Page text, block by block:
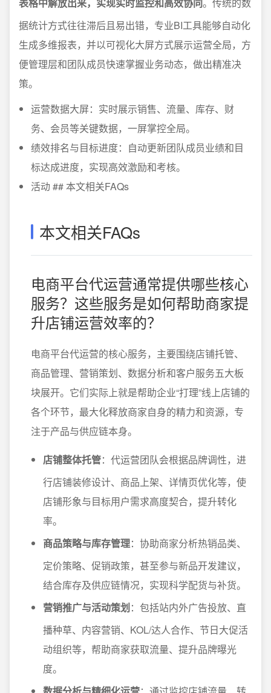
表格中解放出来，实现实时监控和高效协同。传统的数
据统计方式往往滞后且易出错，专业BI工具能够自动化
生成多维报表，并以可视化大屏方式展示运营全局，方
便管理层和团队成员快速掌握业务动态，做出精准决
策。
运营数据大屏：实时展示销售、流量、库存、财
务、会员等关键数据，一屏掌控全局。
绩效排名与目标进度：自动更新团队成员业绩和目
标达成进度，实现高效激励和考核。
活动 ## 本文相关FAQs
本文相关FAQs
电商平台代运营通常提供哪些核心
服务？这些服务是如何帮助商家提
升店铺运营效率的？
电商平台代运营的核心服务，主要围绕店铺托管、
商品管理、营销策划、数据分析和客户服务五大板
块展开。它们实际上就是帮助企业“打理”线上店铺的
各个环节，最大化释放商家自身的精力和资源，专
注于产品与供应链本身。
店铺整体托管：代运营团队会根据品牌调性，进
行店铺装修设计、商品上架、详情页优化等，使
店铺形象与目标用户需求高度契合，提升转化
率。
商品策略与库存管理：协助商家分析热销品类、
定价策略、促销政策，甚至参与新品开发建议，
结合库存及供应链情况，实现科学配货与补货。
营销推广与活动策划：包括站内外广告投放、直
播种草、内容营销、KOL/达人合作、节日大促活
动组织等，帮助商家获取流量、提升品牌曝光
度。